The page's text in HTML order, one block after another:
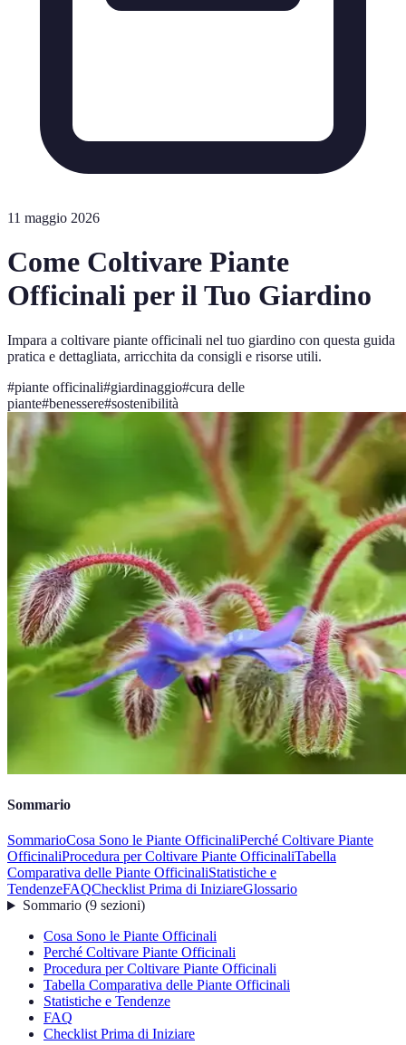
11 maggio 2026
Come Coltivare Piante
Officinali per il Tuo Giardino
Impara a coltivare piante officinali nel tuo giardino con questa guida
pratica e dettagliata, arricchita da consigli e risorse utili.
#piante officinali#giardinaggio#cura delle
piante#benessere#sostenibilità
Sommario
SommarioCosa Sono le Piante OfficinaliPerché Coltivare Piante
OfficinaliProcedura per Coltivare Piante OfficinaliTabella
Comparativa delle Piante OfficinaliStatistiche e
TendenzeFAQChecklist Prima di IniziareGlossario
Sommario(9 sezioni)
Cosa Sono le Piante Officinali
Perché Coltivare Piante Officinali
Procedura per Coltivare Piante Officinali
Tabella Comparativa delle Piante Officinali
Statistiche e Tendenze
FAQ
Checklist Prima di Iniziare